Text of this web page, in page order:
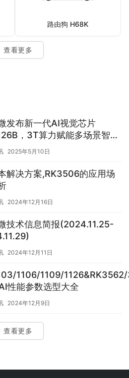
路由狗 H68K
查看更多
发布新一代AI视觉芯片
，3T算力赋能多场景智能
2025年5月10日
解决方案,RK3506的应用场
2024年12月16日
技术信息简报(2024.11.25-
2024年12月11日
1106/1109/
性能参数选型大全
2024年12月9日
查看更多